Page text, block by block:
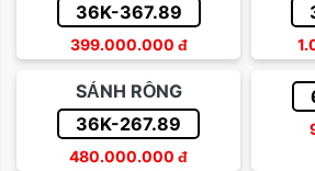
36K-367.89
399.000.000 đ
SẢNH RỒNG
36K-267.89
480.000.000 đ